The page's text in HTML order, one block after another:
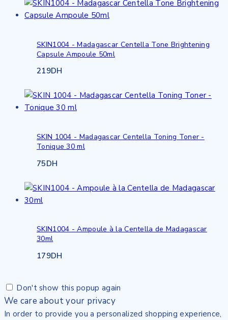
SKIN1004 - Madagascar Centella Tone Brightening
Capsule Ampoule 50ml
219DH
SKIN 1004 - Madagascar Centella Toning Toner -
Tonique 30 ml
75DH
SKIN1004 - Ampoule à la Centella de Madagascar
30ml
179DH
Don't show this popup again
We care about your privacy
In order to provide you a personalized shopping experience,